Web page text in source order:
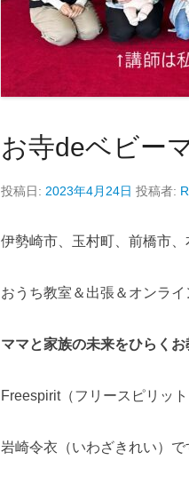
お寺deベビー
投稿日: 2023年4月24日 投稿者:
伊勢崎市、玉村町、前橋市、
おうち教室＆出張＆オンライ
ママと家族の未来をひらくお
Freespirit（フリースピリッ
岩崎令衣（いわざきれい）で